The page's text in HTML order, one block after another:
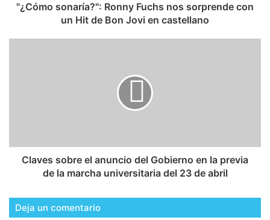
"¿Cómo sonaría?": Ronny Fuchs nos sorprende con
un Hit de Bon Jovi en castellano
Claves sobre el anuncio del Gobierno en la previa
de la marcha universitaria del 23 de abril
Deja un comentario